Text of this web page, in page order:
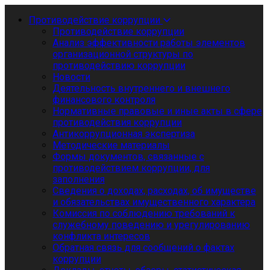
Противодействие коррупции
Противодействие коррупции
Анализ эффективности работы элементов
организационной структуры по
противодействию коррупции
Новости
Деятельность внутреннего и внешнего
финансового контроля
Нормативные правовые и иные акты в сфере
противодействия коррупции
Антикоррупционная экспертиза
Методические материалы
Формы документов, связанные с
противодействием коррупции, для
заполнения
Сведения о доходах, расходах, об имуществе
и обязательствах имущественного характера
Комиссия по соблюдению требований к
служебному поведению и урегулированию
конфликта интересов
Обратная связь для сообщений о фактах
коррупции